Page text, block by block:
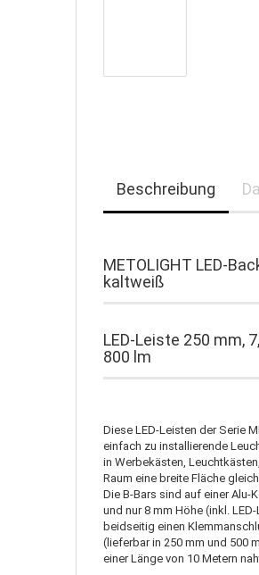
Beschreibung
METOLIGHT LED-
kaltweiß
LED-Leiste 250 mm,
800 lm
Diese LED-Leisten der Serie
einfach zu installierende
in Werbekästen,
Raum eine breite Fläche
Die B-Bars sind auf einer Alu-
und nur 8 mm Höhe (inkl.
beidseitig einen
(lieferbar in 250 mm und 500
einer Länge von 10 Metern